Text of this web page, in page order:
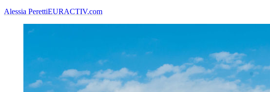
Alessia PerettiEURACTIV.com